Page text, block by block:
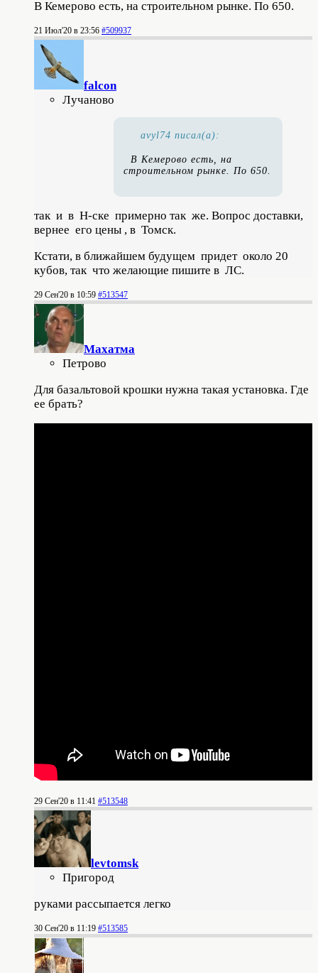
В Кемерово есть, на строительном рынке. По 650.
21 Июл'20 в 23:56 #509937
falcon
Лучаново
avyl74 писал(а):
В Кемерово есть, на
строительном рынке. По 650.
так и в Н-ске примерно так же. Вопрос доставки,
вернее его цены , в Томск.
Кстати, в ближайшем будущем придет около 20
кубов, так что желающие пишите в ЛС.
29 Сен'20 в 10:59 #513547
Махатма
Петрово
Для базальтовой крошки нужна такая установка. Где
ее брать?
29 Сен'20 в 11:41 #513548
levtomsk
Пригород
руками рассыпается легко
30 Сен'20 в 11:19 #513585